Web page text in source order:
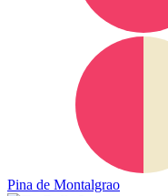
Pina de Montalgrao